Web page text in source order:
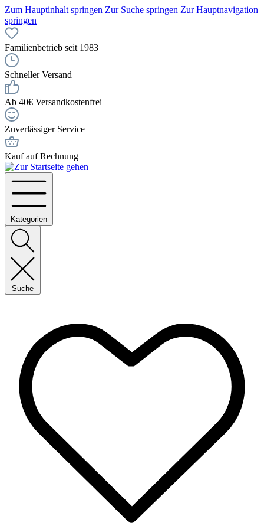
Zum Hauptinhalt springen Zur Suche springen Zur Hauptnavigation
springen
Familienbetrieb seit 1983
Schneller Versand
Ab 40€ Versandkostenfrei
Zuverlässiger Service
Kauf auf Rechnung
Kategorien
Suche